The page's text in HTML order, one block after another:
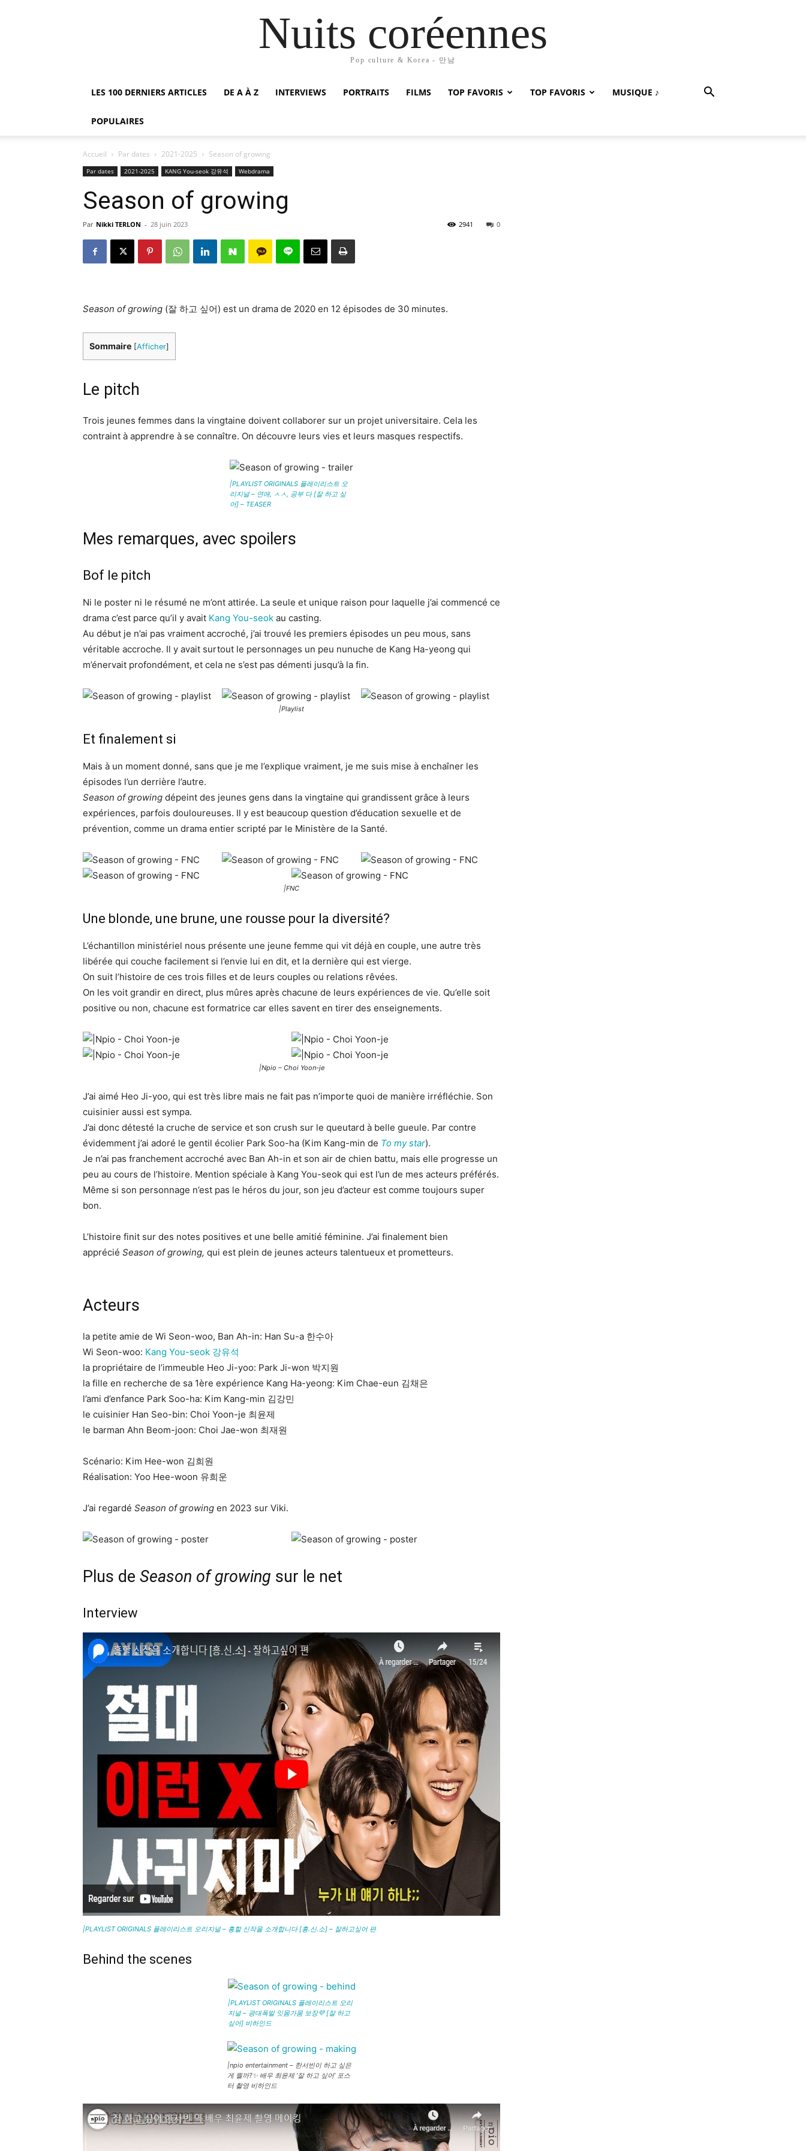
Nuits coréennes
Pop culture & Korea - 만남
LES 100 DERNIERS ARTICLES DE A À Z INTERVIEWS PORTRAITS FILMS TOP FAVORIS TOP FAVORIS MUSIQUE ♪
POPULAIRES
Accueil Par dates 2021-2025 Season of growing
Par dates 2021-2025 KANG You-seok 강유석 Webdrama
Season of growing
Par Nikki TERLON - 28 juin 2023 0
2941
Season of growing (잘 하고 싶어) est un drama de 2020 en 12 épisodes de 30 minutes.
Sommaire [Afficher]
Le pitch
Trois jeunes femmes dans la vingtaine doivent collaborer sur un projet universitaire. Cela les
contraint à apprendre à se connaître. On découvre leurs vies et leurs masques respectifs.
|PLAYLIST ORIGINALS 플레이리스트 오
리지널 – 연애, ㅅㅅ, 공부 다 [잘 하고 싶
어] – TEASER
Mes remarques, avec spoilers
Bof le pitch
Ni le poster ni le résumé ne m’ont attirée. La seule et unique raison pour laquelle j’ai commencé ce
drama c’est parce qu’il y avait Kang You-seok au casting.
Au début je n’ai pas vraiment accroché, j’ai trouvé les premiers épisodes un peu mous, sans
véritable accroche. Il y avait surtout le personnages un peu nunuche de Kang Ha-yeong qui
m’énervait profondément, et cela ne s’est pas démenti jusqu’à la fin.
|Playlist
Et finalement si
Mais à un moment donné, sans que je me l’explique vraiment, je me suis mise à enchaîner les
épisodes l’un derrière l’autre.
Season of growing dépeint des jeunes gens dans la vingtaine qui grandissent grâce à leurs
expériences, parfois douloureuses. Il y est beaucoup question d’éducation sexuelle et de
prévention, comme un drama entier scripté par le Ministère de la Santé.
|FNC
Une blonde, une brune, une rousse pour la diversité?
L’échantillon ministériel nous présente une jeune femme qui vit déjà en couple, une autre très
libérée qui couche facilement si l’envie lui en dit, et la dernière qui est vierge.
On suit l’histoire de ces trois filles et de leurs couples ou relations rêvées.
On les voit grandir en direct, plus mûres après chacune de leurs expériences de vie. Qu’elle soit
positive ou non, chacune est formatrice car elles savent en tirer des enseignements.
|Npio – Choi Yoon-je
J’ai aimé Heo Ji-yoo, qui est très libre mais ne fait pas n’importe quoi de manière irréfléchie. Son
cuisinier aussi est sympa.
J’ai donc détesté la cruche de service et son crush sur le queutard à belle gueule. Par contre
évidemment j’ai adoré le gentil écolier Park Soo-ha (Kim Kang-min de To my star).
Je n’ai pas franchement accroché avec Ban Ah-in et son air de chien battu, mais elle progresse un
peu au cours de l’histoire. Mention spéciale à Kang You-seok qui est l’un de mes acteurs préférés.
Même si son personnage n’est pas le héros du jour, son jeu d’acteur est comme toujours super
bon.
L’histoire finit sur des notes positives et une belle amitié féminine. J’ai finalement bien
apprécié Season of growing, qui est plein de jeunes acteurs talentueux et prometteurs.
Acteurs
la petite amie de Wi Seon-woo, Ban Ah-in: Han Su-a 한수아
Wi Seon-woo: Kang You-seok 강유석
la propriétaire de l’immeuble Heo Ji-yoo: Park Ji-won 박지원
la fille en recherche de sa 1ère expérience Kang Ha-yeong: Kim Chae-eun 김채은
l’ami d’enfance Park Soo-ha: Kim Kang-min 김강민
le cuisinier Han Seo-bin: Choi Yoon-je 최윤제
le barman Ahn Beom-joon: Choi Jae-won 최재원
Scénario: Kim Hee-won 김희원
Réalisation: Yoo Hee-woon 유희운
J’ai regardé Season of growing en 2023 sur Viki.
Plus de Season of growing sur le net
Interview
|PLAYLIST ORIGINALS 플레이리스트 오리지널 – 흥할 신작을 소개합니다 [흥.신.소] – 잘하고싶어 편
Behind the scenes
|PLAYLIST ORIGINALS 플레이리스트 오리
지널 – 광대폭발 잇몸가뭄 보장💜 [잘 하고
싶어] 비하인드
|npio entertainment – 한서빈이 하고 싶은
게 뭘까?✨ 배우 최윤제 ‘잘 하고 싶어’ 포스
터 촬영 비하인드